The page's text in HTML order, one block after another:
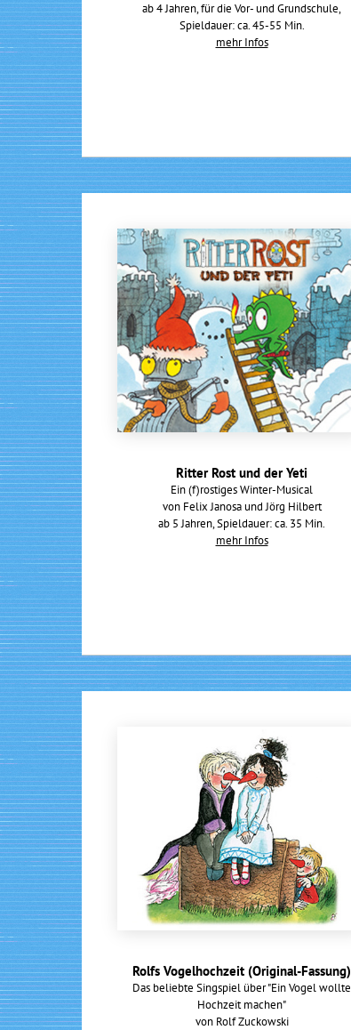
ab 4 Jahren, für die Vor- und Grundschule,
Spieldauer: ca. 45-55 Min.
mehr Infos
Ritter Rost und der Yeti
Ein (f)rostiges Winter-Musical
von Felix Janosa und Jörg Hilbert
ab 5 Jahren, Spieldauer: ca. 35 Min.
mehr Infos
Rolfs Vogelhochzeit (Original-Fassung)
Das beliebte Singspiel über "Ein Vogel wollte
Hochzeit machen"
von Rolf Zuckowski